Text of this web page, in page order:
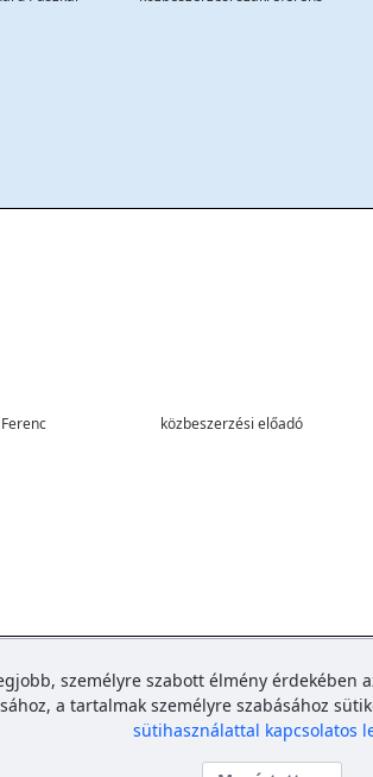
közbeszerzési előadó
személyre szabott élmény érdekében
a tartalmak személyre szabásához
sütihasználattal kapcsolatos